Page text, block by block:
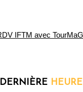
DERNIÈRE HEURE